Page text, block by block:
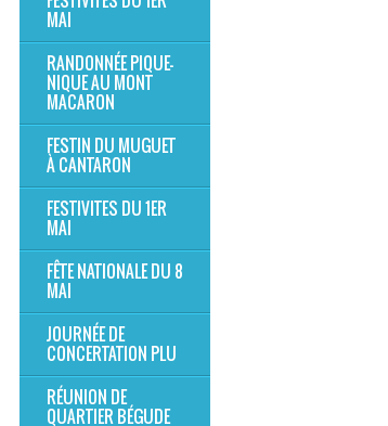
MAI
RANDONNÉE PIQUE-
NIQUE AU MONT
MACARON
FESTIN DU MUGUET
À CANTARON
FESTIVITES DU 1ER
MAI
FÊTE NATIONALE DU 8
MAI
JOURNÉE DE
CONCERTATION PLU
RÉUNION DE
QUARTIER BÉGUDE